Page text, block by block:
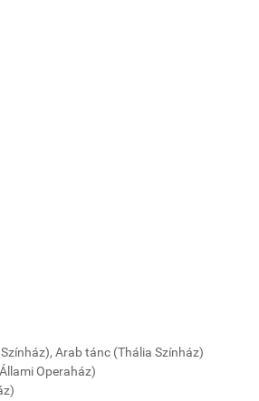
Arab tánc (Thália Színház)
Operaház)